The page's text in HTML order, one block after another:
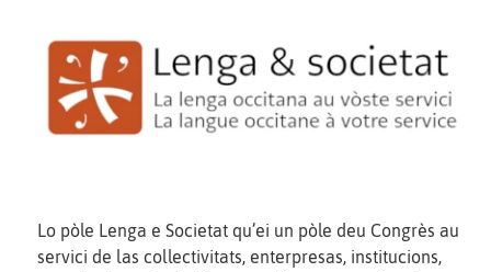
Lo pòle Lenga e Societat qu’ei un pòle deu Congrès au
servici de las collectivitats, enterpresas, institucions,